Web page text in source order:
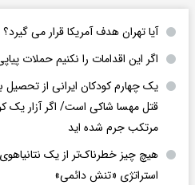
آیا تهران هدف آمریکا قرار می گیرد؟
اگر این اقدامات را نکنیم حملات
یک چهارم کودکان ایرانی از تحصیل
قتل مهسا شاکی است/ اگر آزار یک
مرتکب جرم شده اید
هیچ چیز خطرناک‌تر از یک
استراتژی «تنش دائمی»